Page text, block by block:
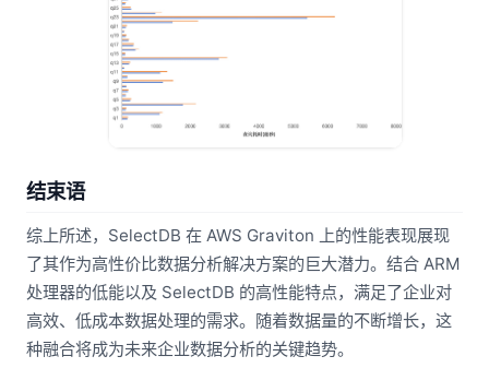
结束语
综上所述，SelectDB 在 AWS Graviton 上的性能表现展现
了其作为高性价比数据分析解决方案的巨大潜力。结合 ARM
处理器的低能以及 SelectDB 的高性能特点，满足了企业对
高效、低成本数据处理的需求。随着数据量的不断增长，这
种融合将成为未来企业数据分析的关键趋势。